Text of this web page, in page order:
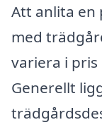
Att anlita en
med
variera i
Generellt